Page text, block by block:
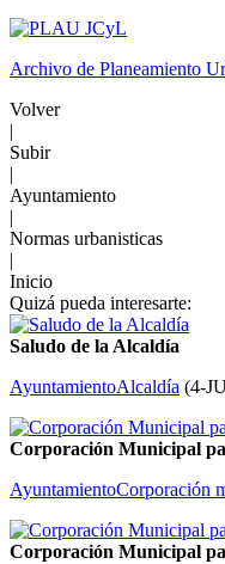
Archivo de Planeamiento
Volver
|
Subir
|
Ayuntamiento
|
Normas urbanisticas
|
Inicio
Quizá pueda interesarte:
Saludo de la Alcaldía
AyuntamientoAlcaldía (4-
Corporación Municipal
AyuntamientoCorporación
Corporación Municipal